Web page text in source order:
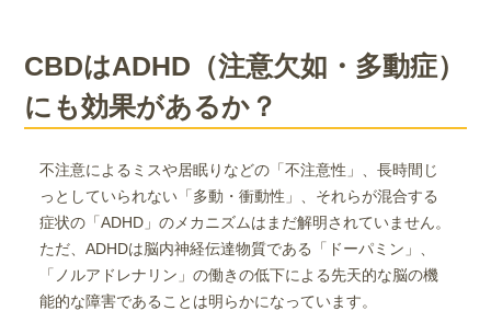
CBDはADHD（注意欠如・多動症）
にも効果があるか？
不注意によるミスや居眠りなどの「不注意性」、長時間じ
っとしていられない「多動・衝動性」、それらが混合する
症状の「ADHD」のメカニズムはまだ解明されていません。
ただ、ADHDは脳内神経伝達物質である「ドーパミン」、
「ノルアドレナリン」の働きの低下による先天的な脳の機
能的な障害であることは明らかになっています。